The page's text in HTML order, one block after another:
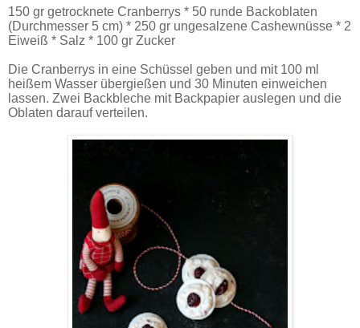
150 gr getrocknete Cranberrys * 50 runde Backoblaten
(Durchmesser 5 cm) * 250 gr ungesalzene Cashewnüsse * 2
Eiweiß * Salz * 100 gr Zucker
Die Cranberrys in eine Schüssel geben und mit 100 ml
heißem Wasser übergießen und 30 Minuten einweichen
lassen. Zwei Backbleche mit Backpapier auslegen und die
Oblaten darauf verteilen.